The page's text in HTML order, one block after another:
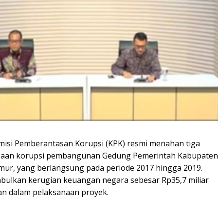
Pemberantasan Korupsi (KPK) resmi menahan tiga
korupsi pembangunan Gedung Pemerintah Kabupaten
yang berlangsung pada periode 2017 hingga 2019.
kerugian keuangan negara sebesar Rp35,7 miliar
dalam pelaksanaan proyek.